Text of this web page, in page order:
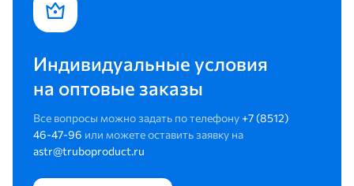
Индивидуальные условия
на оптовые заказы
Все вопросы можно задать по телефону +7 (8512)
46-47-96 или можете оставить заявку на
astr@truboproduct.ru